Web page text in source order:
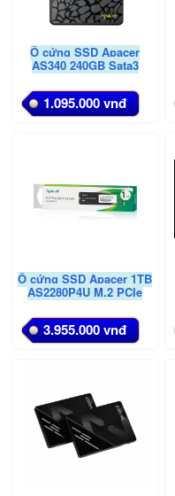
Ổ cứng SSD Apacer
AS340 240GB Sata3
1.095.000 vnđ
Ổ cứng SSD Apacer 1TB
AS2280P4U M.2 PCIe
3.955.000 vnđ